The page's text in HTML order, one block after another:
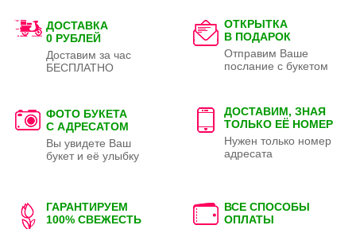
ДОСТАВКА
0 РУБЛЕЙ
Доставим за час
БЕСПЛАТНО
ОТКРЫТКА
В ПОДАРОК
Отправим Ваше
послание с букетом
ФОТО БУКЕТА
С АДРЕСАТОМ
Вы увидете Ваш
букет и её улыбку
ДОСТАВИМ, ЗНАЯ
ТОЛЬКО ЕЁ НОМЕР
Нужен только номер
адресата
ГАРАНТИРУЕМ
100% СВЕЖЕСТЬ
ВСЕ СПОСОБЫ
ОПЛАТЫ